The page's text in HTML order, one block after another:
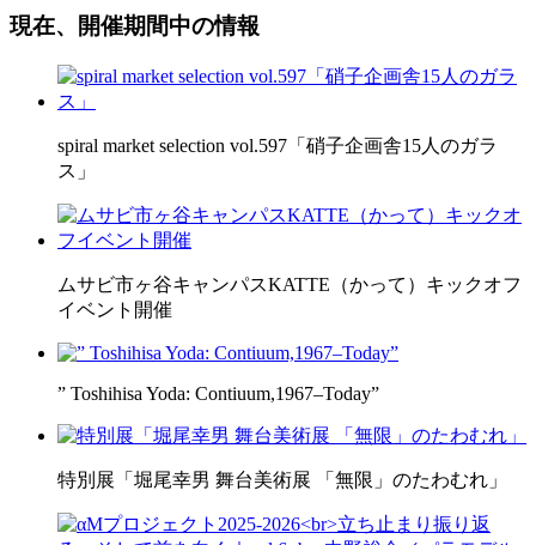
現在、開催期間中の情報
spiral market selection vol.597「硝子企画舎15人のガラ
ス」
ムサビ市ヶ谷キャンパスKATTE（かって）キックオフ
イベント開催
” Toshihisa Yoda: Contiuum,1967–Today”
特別展「堀尾幸男 舞台美術展 「無限」のたわむれ」